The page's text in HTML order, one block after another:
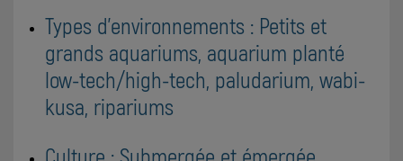
Types d'environnements : Petits et
grands aquariums, aquarium planté
low-tech/high-tech, paludarium, wabi-
kusa, ripariums